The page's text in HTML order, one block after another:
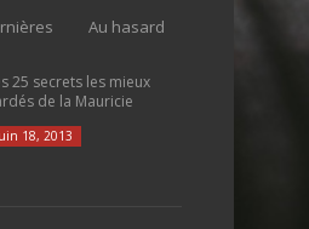
Au hasard
25 secrets les mieux
de la Mauricie
18, 2013